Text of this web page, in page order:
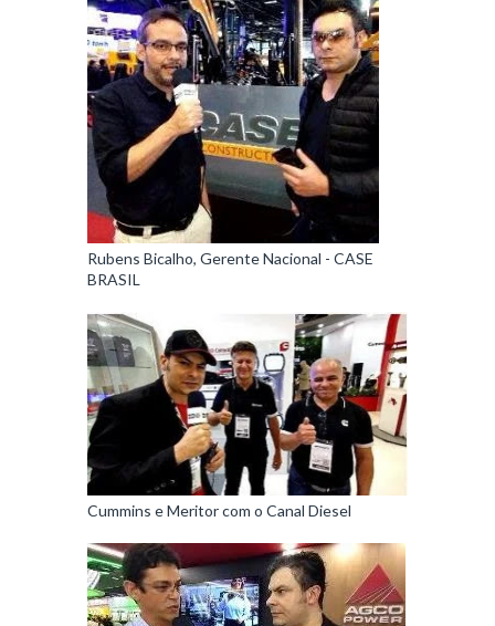
Rubens Bicalho, Gerente Nacional - CASE
BRASIL
Cummins e Meritor com o Canal Diesel